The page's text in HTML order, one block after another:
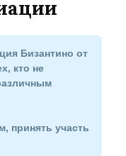
Бизантино от
кто не
принять участь